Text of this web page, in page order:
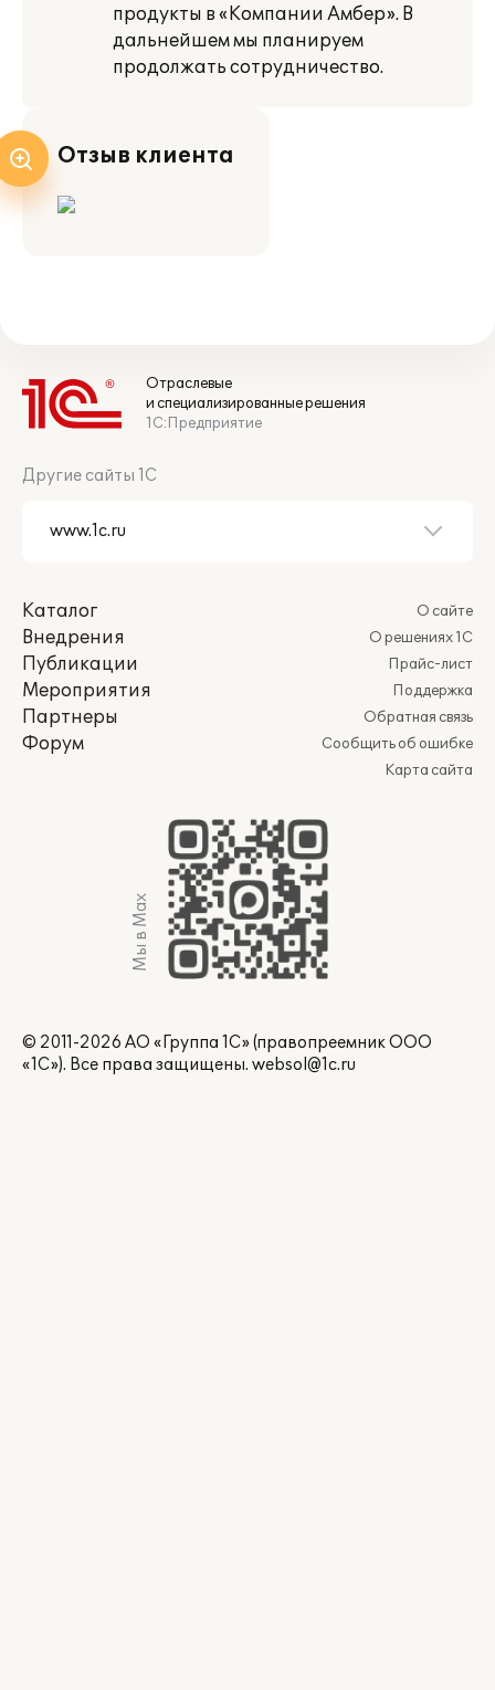
продукты в «Компании Амбер». В
дальнейшем мы планируем
продолжать сотрудничество.
Отзыв клиента
Отраслевые
и специализированные решения
1С:Предприятие
Другие сайты 1С
Каталог
Внедрения
Публикации
Мероприятия
Партнеры
Форум
О сайте
О решениях 1С
Прайс-лист
Поддержка
Обратная связь
Сообщить об ошибке
Карта сайта
Мы в Max
© 2011-2026 АО «Группа 1С» (правопреемник ООО
«1С»). Все права защищены. websol@1c.ru